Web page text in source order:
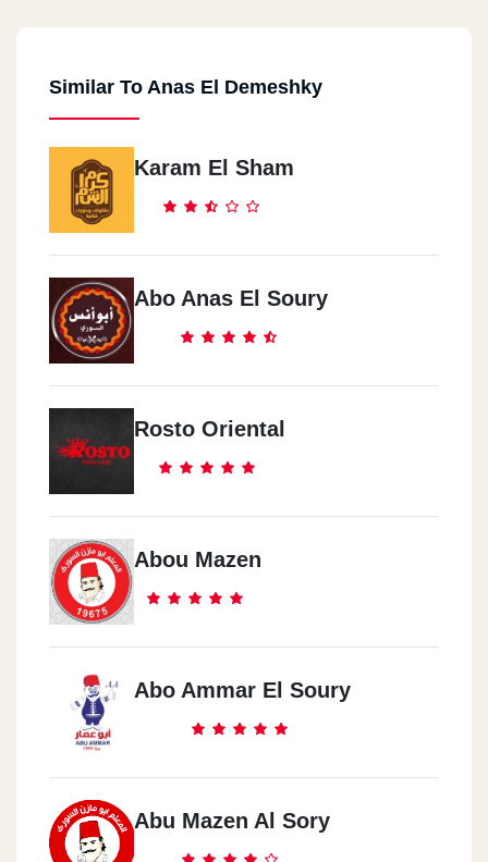
El Tagmo3 El Khames
El Zamalk
Tevoly White
Shoubra
Shoubra St.
El Qwat El Moslaha Club
Similar To Anas El Demeshky
Karam El Sham
Abo Anas El Soury
Rosto Oriental
Abou Mazen
Abo Ammar El Soury
Abu Mazen Al Sory